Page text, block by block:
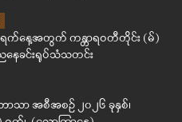
နေ့အတွက် ကန္တာရဝတီတိုင်း (မ်)
နေခင်းရုပ်သံသတင်း
ဘာသာ အစီအစဉ် ၂၀၂၆ ခုနှစ်၊